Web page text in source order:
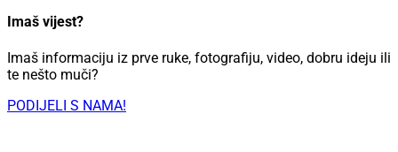
Imaš vijest?
Imaš informaciju iz prve ruke, fotografiju, video, dobru ideju ili
te nešto muči?
PODIJELI S NAMA!